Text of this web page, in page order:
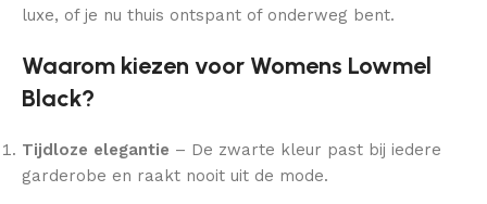
luxe, of je nu thuis ontspant of onderweg bent.
Waarom kiezen voor Womens Lowmel
Black?
Tijdloze elegantie – De zwarte kleur past bij iedere
garderobe en raakt nooit uit de mode.